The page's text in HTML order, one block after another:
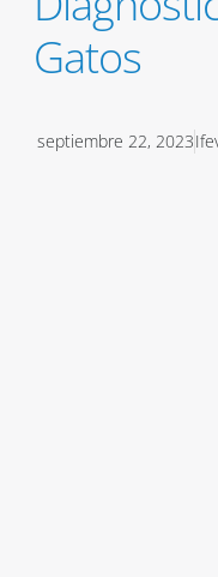
Gatos
septiembre 22, 2023